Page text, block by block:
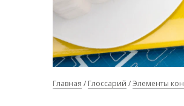
Главная Глоссарий Элементы